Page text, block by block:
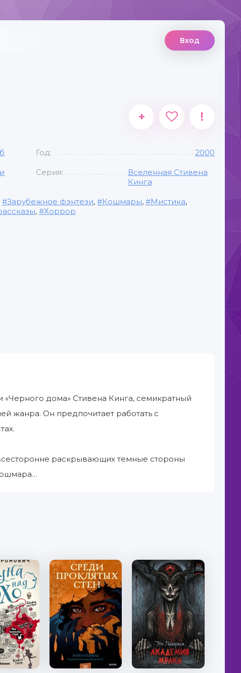
Вход
+ !
Год: 2000
Серия:
Вселенная Стивена
Кинга
Зарубежное фэнтези, Кошмары, Мистика,
, Хоррор
«Черного дома» Стивена Кинга, семикратный
жанра. Он предпочитает работать с
раскрывающих темные стороны